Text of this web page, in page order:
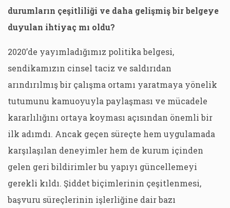
durumların çeşitliliği ve daha gelişmiş bir belgeye
duyulan ihtiyaç mı oldu?
2020’de yayımladığımız politika belgesi,
sendikamızın cinsel taciz ve saldırıdan
arındırılmış bir çalışma ortamı yaratmaya yönelik
tutumunu kamuoyuyla paylaşması ve mücadele
kararlılığını ortaya koyması açısından önemli bir
ilk adımdı. Ancak geçen süreçte hem uygulamada
karşılaşılan deneyimler hem de kurum içinden
gelen geri bildirimler bu yapıyı güncellemeyi
gerekli kıldı. Şiddet biçimlerinin çeşitlenmesi,
başvuru süreçlerinin işlerliğine dair bazı